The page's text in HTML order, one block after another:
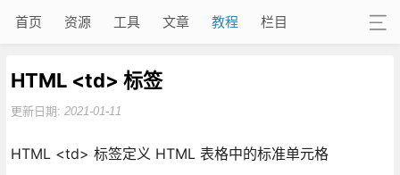
首页 资源 工具 文章 教程 栏目
HTML <td> 标签
更新日期: 2021-01-11
HTML <td> 标签定义 HTML 表格中的标准单元格